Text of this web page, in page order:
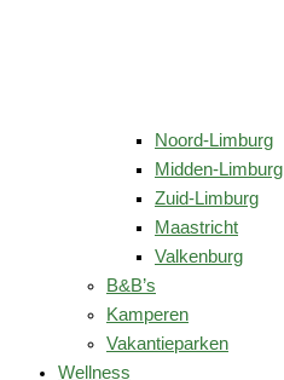
Noord-Limburg
Midden-Limburg
Zuid-Limburg
Maastricht
Valkenburg
B&B’s
Kamperen
Vakantieparken
Wellness